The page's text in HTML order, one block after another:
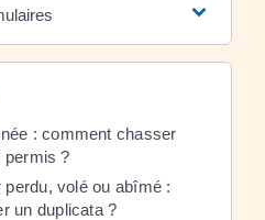
: comment chasser
permis ?
volé ou abîmé :
un duplicata ?